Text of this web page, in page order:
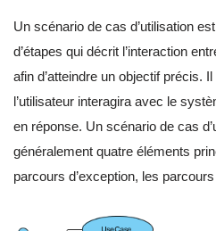
Un scénario de cas d’utilisation
d’étapes qui décrit l’interaction
afin d’atteindre un objectif précis.
l’utilisateur interagira avec le
en réponse. Un scénario de cas
généralement quatre éléments
parcours d’exception, les